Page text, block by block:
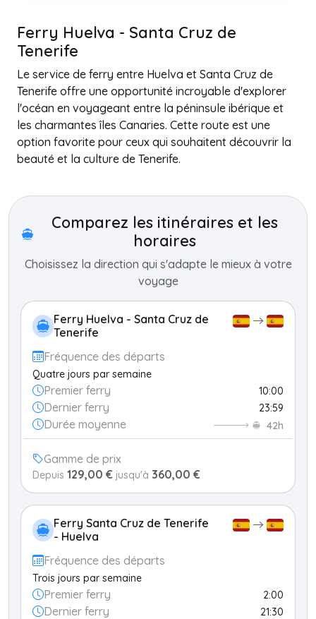
Ferry Huelva - Santa Cruz de
Tenerife
Le service de ferry entre Huelva et Santa Cruz de
Tenerife offre une opportunité incroyable d'explorer
l'océan en voyageant entre la péninsule ibérique et
les charmantes îles Canaries. Cette route est une
option favorite pour ceux qui souhaitent découvrir la
beauté et la culture de Tenerife.
+
Comparez les itinéraires et les
horaires
Choisissez la direction qui s'adapte le mieux à votre
voyage
Ferry Huelva - Santa Cruz de
Tenerife
Fréquence des départs
Quatre jours par semaine
Premier ferry 10:00
Dernier ferry 23:59
Durée moyenne 42h
Gamme de prix
Depuis 129,00 € jusqu'à 360,00 €
Ferry Santa Cruz de Tenerife
- Huelva
Fréquence des départs
Trois jours par semaine
Premier ferry 2:00
Dernier ferry 21:30